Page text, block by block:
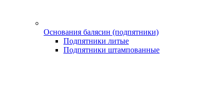
Основания балясин (подпятники)
Подпятники литые
Подпятники штампованные